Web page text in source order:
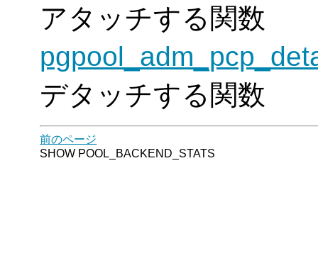
アタッチする関数
デタッチする関数
前のページ
SHOW POOL_BACKEND_STATS